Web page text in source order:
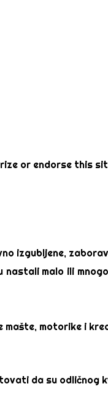
or endorse this
izgubljene,
malo ili
motorike i
da su